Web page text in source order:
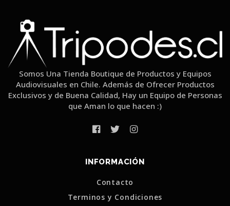
Somos Una Tienda Boutique de Productos y Equipos
Audiovisuales en Chile. Además de Ofrecer Productos
Exclusivos y de Buena Calidad, Hay un Equipo de Personas
que Aman lo que hacen :)
INFORMACIÓN
Contacto
Terminos y Condiciones